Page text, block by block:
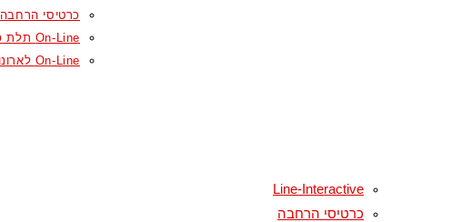
כרטיסי הרחבה
On-Line תלת פאזי
On-Line לארונות תקשורת
Line-Interactive
כרטיסי הרחבה